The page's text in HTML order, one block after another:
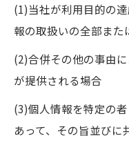
(1)当社が利用目的の
報の取扱いの全部ま
(2)合併その他の事由
が提供される場合
(3)個人情報を特定の
あって、その旨並び